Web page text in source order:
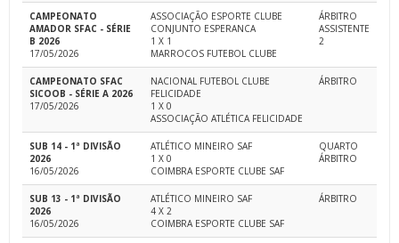
CAMPEONATO
AMADOR SFAC - SÉRIE
B 2026
17/05/2026
ASSOCIAÇÃO ESPORTE CLUBE
CONJUNTO ESPERANCA
1 X 1
MARROCOS FUTEBOL CLUBE
ÁRBITRO
ASSISTENTE
2
CAMPEONATO SFAC
SICOOB - SÉRIE A 2026
17/05/2026
NACIONAL FUTEBOL CLUBE
FELICIDADE
1 X 0
ASSOCIAÇÃO ATLÉTICA FELICIDADE
ÁRBITRO
SUB 14 - 1ª DIVISÃO
2026
16/05/2026
ATLÉTICO MINEIRO SAF
1 X 0
COIMBRA ESPORTE CLUBE SAF
QUARTO
ÁRBITRO
SUB 13 - 1ª DIVISÃO
2026
16/05/2026
ATLÉTICO MINEIRO SAF
4 X 2
COIMBRA ESPORTE CLUBE SAF
ÁRBITRO